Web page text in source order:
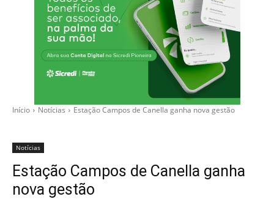
Início Notícias Estação Campos de Canella ganha nova gestão
Notícias
Estação Campos de Canella ganha
nova gestão